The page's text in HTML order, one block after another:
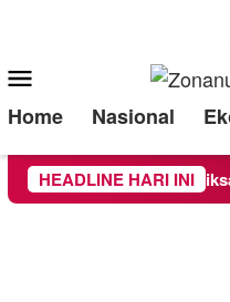
Menu
Home Nasional
HEADLINE HARI INI
Chandra Diperiksa